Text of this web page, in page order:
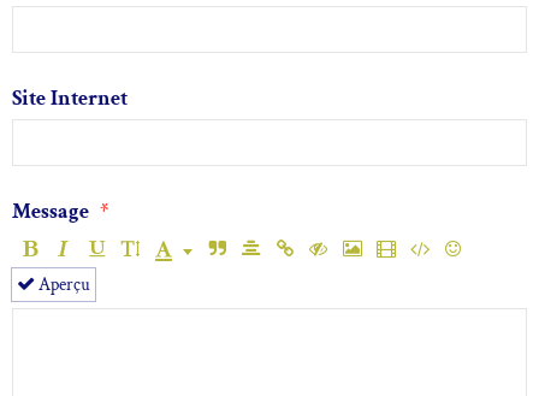
Site Internet
Message
Aperçu